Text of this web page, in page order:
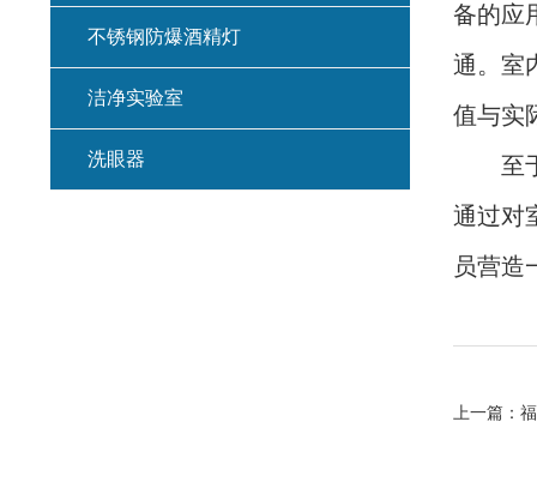
备的应
通。室
值与实
至于
通过对
员营造
上一篇：
不锈钢防爆酒精灯
洁净实验室
洗眼器